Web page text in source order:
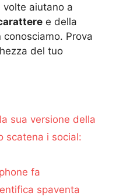
volte aiutano a
e della
conosciamo. Prova
del tuo
sua versione della
scatena i social:
fa
spaventa